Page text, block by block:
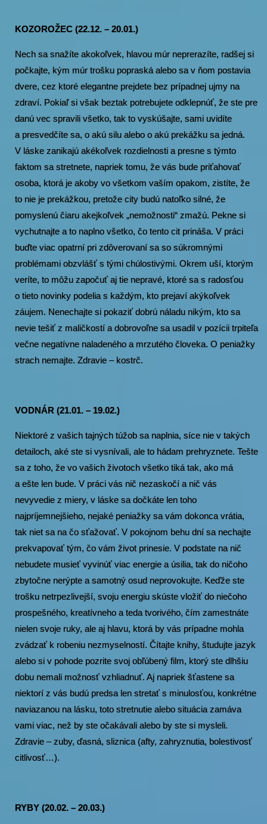
KOZOROŽEC (22.12. – 20.01.)
Nech sa snažíte akokoľvek, hlavou múr neprerazíte, radšej si
počkajte, kým múr trošku popraská alebo sa v ňom postavia
dvere, cez ktoré elegantne prejdete bez prípadnej ujmy na
zdraví. Pokiaľ si však beztak potrebujete odklepnúť, že ste pre
danú vec spravili všetko, tak to vyskúšajte, sami uvidíte
a presvedčíte sa, o akú silu alebo o akú prekážku sa jedná.
V láske zanikajú akékoľvek rozdielnosti a presne s týmto
faktom sa stretnete, napriek tomu, že vás bude priťahovať
osoba, ktorá je akoby vo všetkom vaším opakom, zistíte, že
to nie je prekážkou, pretože city budú natoľko silné, že
pomyslenú čiaru akejkoľvek „nemožnosti“ zmažú. Pekne si
vychutnajte a to naplno všetko, čo tento cit prináša. V práci
buďte viac opatrní pri zdôverovaní sa so súkromnými
problémami obzvlášť s tými chúlostivými. Okrem uší, ktorým
veríte, to môžu započuť aj tie nepravé, ktoré sa s radosťou
o tieto novinky podelia s každým, kto prejaví akýkoľvek
záujem. Nenechajte si pokaziť dobrú náladu nikým, kto sa
nevie tešiť z maličkostí a dobrovoľne sa usadil v pozícii trpiteľa
večne negatívne naladeného a mrzutého človeka. O peniažky
strach nemajte. Zdravie – kostrč.
VODNÁR (21.01. – 19.02.)
Niektoré z vašich tajných túžob sa naplnia, síce nie v takých
detailoch, aké ste si vysnívali, ale to hádam prehryznete. Tešte
sa z toho, že vo vašich životoch všetko tiká tak, ako má
a ešte len bude. V práci vás nič nezaskočí a nič vás
nevyvedie z miery, v láske sa dočkáte len toho
najpríjemnejšieho, nejaké peniažky sa vám dokonca vrátia,
tak niet sa na čo sťažovať. V pokojnom behu dní sa nechajte
prekvapovať tým, čo vám život prinesie. V podstate na nič
nebudete musieť vyvinúť viac energie a úsilia, tak do ničoho
zbytočne nerýpte a samotný osud neprovokujte. Keďže ste
trošku netrpezlivejší, svoju energiu skúste vložiť do niečoho
prospešného, kreatívneho a teda tvorivého, čím zamestnáte
nielen svoje ruky, ale aj hlavu, ktorá by vás prípadne mohla
zvádzať k robeniu nezmyselností. Čítajte knihy, študujte jazyk
alebo si v pohode pozrite svoj obľúbený film, ktorý ste dlhšiu
dobu nemali možnosť vzhliadnuť. Aj napriek šťastene sa
niektorí z vás budú predsa len stretať s minulosťou, konkrétne
naviazanou na lásku, toto stretnutie alebo situácia zamáva
vami viac, než by ste očakávali alebo by ste si mysleli.
Zdravie – zuby, ďasná, sliznica (afty, zahryznutia, bolestivosť
citlivosť…).
RYBY (20.02. – 20.03.)